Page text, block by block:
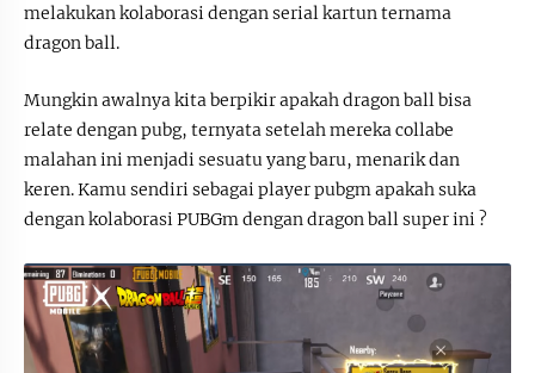
melakukan kolaborasi dengan serial kartun ternama
dragon ball.
Mungkin awalnya kita berpikir apakah dragon ball bisa
relate dengan pubg, ternyata setelah mereka collabe
malahan ini menjadi sesuatu yang baru, menarik dan
keren. Kamu sendiri sebagai player pubgm apakah suka
dengan kolaborasi PUBGm dengan dragon ball super ini ?